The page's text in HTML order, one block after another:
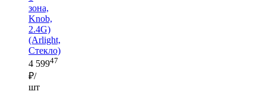
зона,
Knob,
2.4G)
(Arlight,
Стекло)
4 59947
₽/
шт